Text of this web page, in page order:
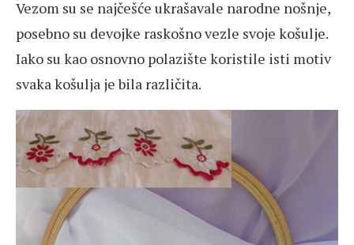
Vezom su se najčešće ukrašavale narodne nošnje,
posebno su devojke raskošno vezle svoje košulje.
Iako su kao osnovno polazište koristile isti motiv
svaka košulja je bila različita.